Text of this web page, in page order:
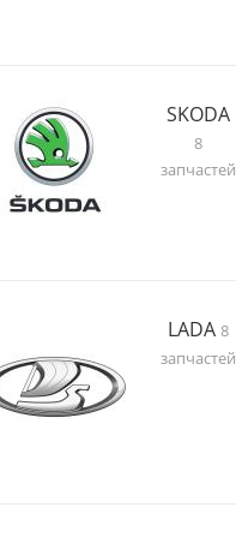
SKODA
8
запчастей
LADA 8
запчастей